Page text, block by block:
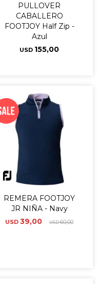
PULLOVER
CABALLERO
FOOTJOY Half Zip -
Azul
USD 155,00
REMERA FOOTJOY
JR NIÑA - Navy
USD 39,00 USD60,00